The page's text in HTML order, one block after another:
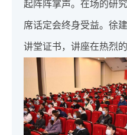
起阵阵掌声。在场的研
席话定会终身受益。徐
讲堂证书，讲座在热烈